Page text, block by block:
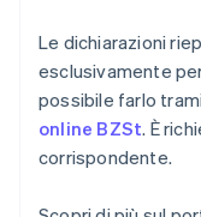
Le dichiarazioni
esclusivamente
possibile farlo
online BZSt. È
corrispondente.